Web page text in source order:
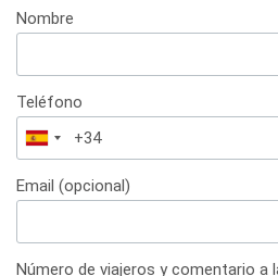
Nombre
Teléfono
España
+34
Email (opcional)
Número de viajeros y comentario a